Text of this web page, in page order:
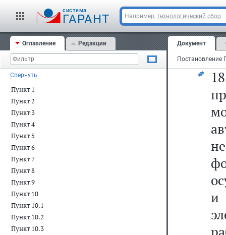
cистема
ГАРАНТ Например, технологический сбор
Оглавление Редакции
Свернуть
Пункт 1
Пункт 2
Пункт 3
Пункт 4
Пункт 5
Пункт 6
Пункт 7
Пункт 8
Пункт 9
Пункт 10
Пункт 10.1
Пункт 10.2
Пункт 10.3
Документ
и